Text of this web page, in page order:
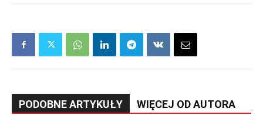
PODOBNE ARTYKUŁY WIĘCEJ OD AUTORA